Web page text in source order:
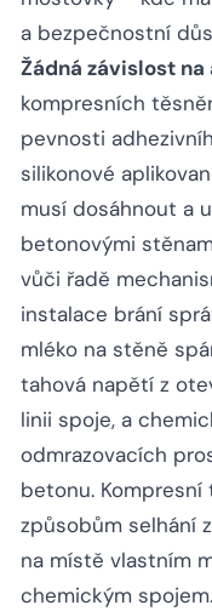
a bezpečnostní
Žádná závislost na
kompresních
pevnosti
silikonové
musí dosáhnout a
betonovými
vůči řadě
instalace brání
mléko na stěně
tahová napětí z
linii spoje, a
odmrazovacích
betonu.
způsobům selhání
na místě vlastním
chemickým